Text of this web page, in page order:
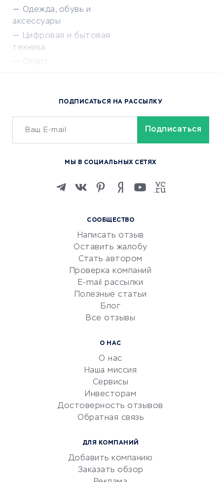
Одежда, обувь и
аксессуары
Цифровая и бытовая
техника
Спорт
Сервисы доставки
ОБУЧЕНИЕ И РАБОТА
Изучение иностранных
Маркетинг и продажи
Репетиторство
Красота и здоровье
Сервисы по поиску работы
Сетевой маркетинг
УСЛУГИ ДЛЯ БИЗНЕСА
документооборот
Юридические компании
Бухгалтерия онлайн
СООБЩЕСТВО
Написать отзыв
Оставить жалобу
Стать автором
Проверка компаний
E-mail рассылки
Полезные статьи
Блог
Все отзывы
О НАС
О нас
Наша миссия
Сервисы
Инвесторам
Достоверность отзывов
Обратная связь
ДЛЯ КОМПАНИЙ
Добавить компанию
Заказать обзор
ПОДПИСАТЬСЯ НА РАССЫЛКУ
МЫ В СОЦИАЛЬНЫХ СЕТЯХ